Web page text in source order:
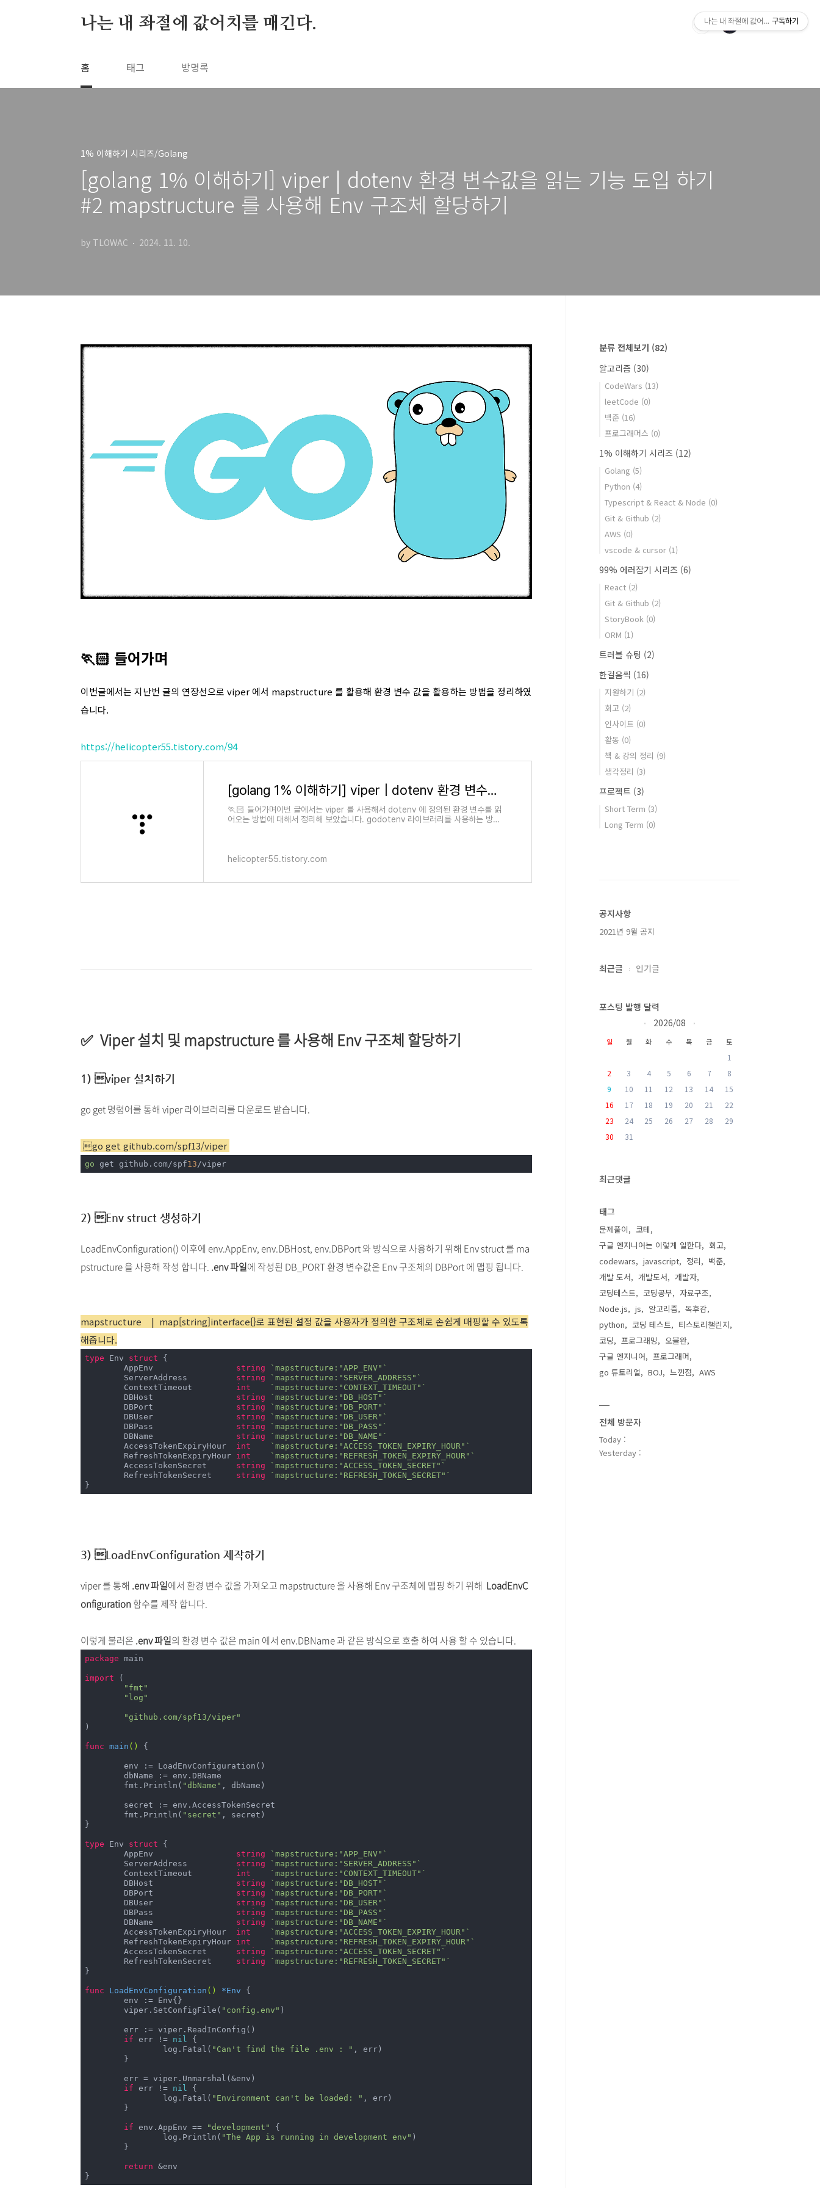
나는 내 좌절에 값어치를 매긴다.
홈 태그 방명록
1% 이해하기 시리즈/Golang
[golang 1% 이해하기] viper | dotenv 환경 변수값을 읽는 기능 도입 하기
#2 mapstructure 를 사용해 Env 구조체 할당하기
by TLOWAC 2024. 11. 10.
🏃🏻 들어가며
이번글에서는 지난번 글의 연장선으로 viper 에서 mapstructure 를 활용해 환경 변수 값을 활용하는 방법을 정리하였
습니다.
https://helicopter55.tistory.com/94
[golang 1% 이해하기] viper | dotenv 환경 변수값을 읽는 기능 도입 하기 #1 Config 전역 변수를 활용하기
🏃🏻 들어가며이번 글에서는 viper 를 사용해서 dotenv 에 정의된 환경 변수를 읽
어오는 방법에 대해서 정리해 보았습니다. godotenv 라이브러리를 사용하는 방식
helicopter55.tistory.com
✅ Viper 설치 및 mapstructure 를 사용해 Env 구조체 할당하기
1) viper 설치하기
go get 명령어를 통해 viper 라이브러리를 다운로드 받습니다.
go get github.com/spf13/viper
go get github.com/spf13 /viper
2) Env struct 생성하기
LoadEnvConfiguration() 이후에 env.AppEnv, env.DBHost, env.DBPort 와 방식으로 사용하기 위해 Env struct 를 ma
pstructure 을 사용해 작성 합니다. .env 파일에 작성된 DB_PORT 환경 변수값은 Env 구조체의 DBPort 에 맵핑 됩니다.
mapstructure | map[string]interface{}로 표현된 설정 값을 사용자가 정의한 구조체로 손쉽게 매핑할 수 있도록
해줍니다.
type Env struct {
	AppEnv
string
`mapstructure:"APP_ENV"`
	ServerAddress
string
`mapstructure:"SERVER_ADDRESS"`
	ContextTimeout
int
`mapstructure:"CONTEXT_TIMEOUT"`
	DBHost
string
`mapstructure:"DB_HOST"`
	DBPort
string
`mapstructure:"DB_PORT"`
	DBUser
string
`mapstructure:"DB_USER"`
	DBPass
string
`mapstructure:"DB_PASS"`
	DBName
string
`mapstructure:"DB_NAME"`
	AccessTokenExpiryHour
int
`mapstructure:"ACCESS_TOKEN_EXPIRY_HOUR"`
	RefreshTokenExpiryHour
int
`mapstructure:"REFRESH_TOKEN_EXPIRY_HOUR"`
	AccessTokenSecret
string
`mapstructure:"ACCESS_TOKEN_SECRET"`
	RefreshTokenSecret
string
`mapstructure:"REFRESH_TOKEN_SECRET"`
}
3) LoadEnvConfiguration 제작하기
viper 를 통해 .env 파일에서 환경 변수 값을 가져오고 mapstructure 을 사용해 Env 구조체에 맵핑 하기 위해 LoadEnvC
onfiguration함수를 제작 합니다.
이렇게 불러온 .env 파일의 환경 변수 값은 main 에서 env.DBName 과 같은 방식으로 호출 하여 사용 할 수 있습니다.
package main
import (
"fmt"
"log"
"github.com/spf13/viper"
)
func main () {
	fmt.Println(
"dbName" , dbName)
	fmt.Println(
"secret" , secret)
}
type Env struct {
	AppEnv
string
`mapstructure:"APP_ENV"`
	ServerAddress
string
`mapstructure:"SERVER_ADDRESS"`
	ContextTimeout
int
`mapstructure:"CONTEXT_TIMEOUT"`
	DBHost
string
`mapstructure:"DB_HOST"`
	DBPort
string
`mapstructure:"DB_PORT"`
	DBUser
string
`mapstructure:"DB_USER"`
	DBPass
string
`mapstructure:"DB_PASS"`
	DBName
string
`mapstructure:"DB_NAME"`
	AccessTokenExpiryHour
int
`mapstructure:"ACCESS_TOKEN_EXPIRY_HOUR"`
	RefreshTokenExpiryHour
int
`mapstructure:"REFRESH_TOKEN_EXPIRY_HOUR"`
	AccessTokenSecret
string
`mapstructure:"ACCESS_TOKEN_SECRET"`
	RefreshTokenSecret
string
`mapstructure:"REFRESH_TOKEN_SECRET"`
}
func LoadEnvConfiguration () *Env {
	viper.SetConfigFile(
"config.env" )
if err != nil
{
		log.Fatal(
"Can't find the file .env : " , err)
if err != nil
{
		log.Fatal(
"Environment can't be loaded: " , err)
if env.AppEnv == "development" {
		log.Println(
"The App is running in development env" )
return &env
}
분류 전체보기 (82)
알고리즘 (30)
CodeWars (13)
leetCode (0)
백준 (16)
프로그래머스 (0)
1% 이해하기 시리즈 (12)
Golang (5)
Python (4)
Typescript & React & Node (0)
Git & Github (2)
AWS (0)
vscode & cursor (1)
99% 에러잡기 시리즈 (6)
React (2)
Git & Github (2)
StoryBook (0)
ORM (1)
트러블 슈팅 (2)
한걸음씩 (16)
지원하기 (2)
회고 (2)
인사이트 (0)
활동 (0)
책 & 강의 정리 (9)
생각정리 (3)
프로젝트 (3)
Short Term (3)
Long Term (0)
공지사항
2021년 9월 공지
최근글 인기글
포스팅 발행 달력
« 2026/08 »
일 월 화 수 목 금 토
1
2
3 4 5 6 7
8
9
10 11 12 13 14
15
16
17 18 19 20 21
22
23
24 25 26 27 28
29
30
31
최근댓글
태그
문제풀이
코테
구글 엔지니어는 이렇게 일한다
회고
codewars
javascript 정리
백준
개발 도서
개발도서
개발자
코딩테스트
코딩공부
자료구조
Node.js
js 알고리즘
독후감
python
코딩 테스트
티스토리챌린지
코딩
프로그래밍
오블완
구글 엔지니어
프로그래머
go 튜토리얼
BOJ 느낀점 AWS
전체 방문자
Today :
Yesterday :
나는 내 좌절에 값어치를 매긴다.
구독하기